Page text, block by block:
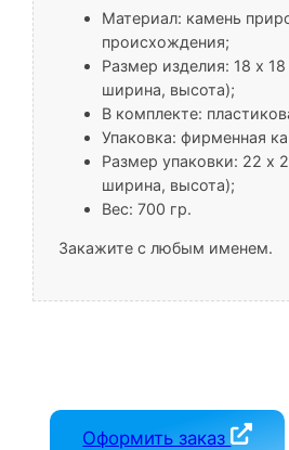
Материал: камень
происхождения;
Размер изделия: 18 х
ширина, высота);
В комплекте:
Упаковка: фирменная
Размер упаковки: 22 x
ширина, высота);
Вес: 700 гр.
Закажите с любым именем.
Оформить заказ